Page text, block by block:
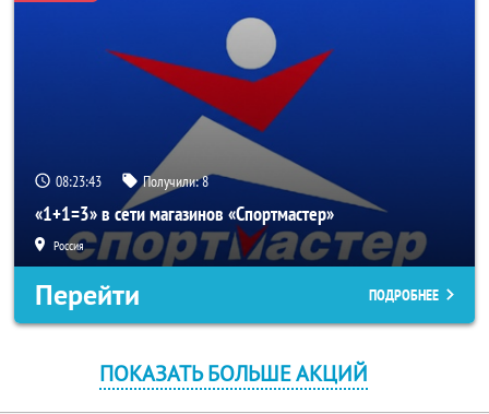
08:23:43 Получили:8
«1+1=3» в сети магазинов «Спортмастер»
Россия
Перейти ПОДРОБНЕЕ
ПОКАЗАТЬ БОЛЬШЕ АКЦИЙ